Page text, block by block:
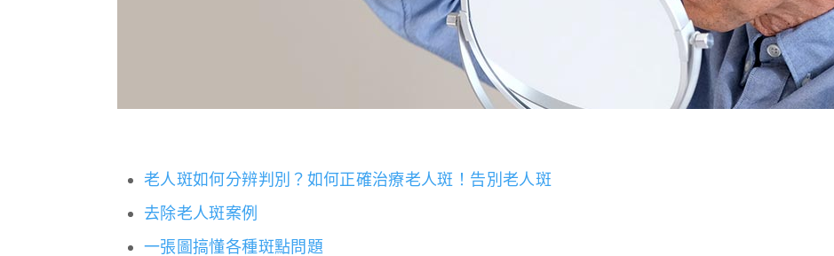
老人斑如何分辨判別？如何正確治療老人斑！告別老人斑
去除老人斑案例
一張圖搞懂各種斑點問題